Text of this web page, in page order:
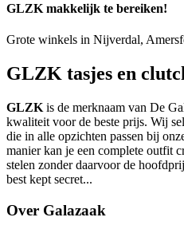
GLZK makkelijk te bereiken!
Grote winkels in Nijverdal,
GLZK tasjes en
GLZK is de merknaam van De
kwaliteit voor de beste prijs. Wij
die in alle opzichten passen bij
manier kan je een complete outfit
stelen zonder daarvoor de
best kept secret...
Over Galazaak